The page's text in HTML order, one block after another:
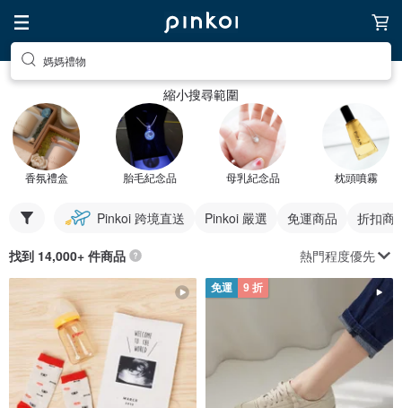
媽媽禮物
縮小搜尋範圍
香氛禮盒 胎毛紀念品 母乳紀念品 枕頭噴霧
Pinkoi 跨境直送 Pinkoi 嚴選 免運商品 折扣商
找到 14,000+ 件商品 熱門程度優先
免運 9 折